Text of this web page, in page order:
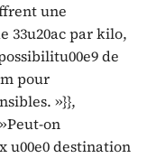
une
33u20ac par kilo,
de
pour
»}},
on
u00e0 destination